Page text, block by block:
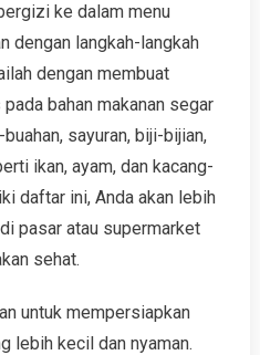
ke dalam menu
dengan langkah-langkah
dengan membuat
bahan makanan segar
sayuran, biji-bijian,
ikan, ayam, dan kacang-
daftar ini, Anda akan lebih
pasar atau supermarket
sehat.
untuk mempersiapkan
lebih kecil dan nyaman.